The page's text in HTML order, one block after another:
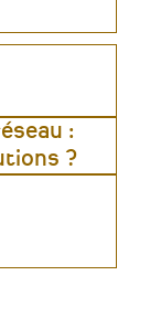
:
?